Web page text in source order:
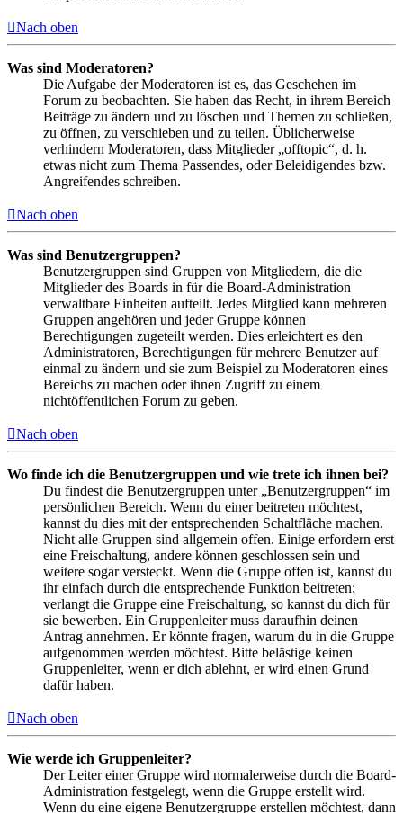
Nach oben
Was sind Moderatoren?
Die Aufgabe der Moderatoren ist es, das Geschehen im
Forum zu beobachten. Sie haben das Recht, in ihrem Bereich
Beiträge zu ändern und zu löschen und Themen zu schließen,
zu öffnen, zu verschieben und zu teilen. Üblicherweise
verhindern Moderatoren, dass Mitglieder „offtopic“, d. h.
etwas nicht zum Thema Passendes, oder Beleidigendes bzw.
Angreifendes schreiben.
Nach oben
Was sind Benutzergruppen?
Benutzergruppen sind Gruppen von Mitgliedern, die die
Mitglieder des Boards in für die Board-Administration
verwaltbare Einheiten aufteilt. Jedes Mitglied kann mehreren
Gruppen angehören und jeder Gruppe können
Berechtigungen zugeteilt werden. Dies erleichtert es den
Administratoren, Berechtigungen für mehrere Benutzer auf
einmal zu ändern und sie zum Beispiel zu Moderatoren eines
Bereichs zu machen oder ihnen Zugriff zu einem
nichtöffentlichen Forum zu geben.
Nach oben
Wo finde ich die Benutzergruppen und wie trete ich ihnen bei?
Du findest die Benutzergruppen unter „Benutzergruppen“ im
persönlichen Bereich. Wenn du einer beitreten möchtest,
kannst du dies mit der entsprechenden Schaltfläche machen.
Nicht alle Gruppen sind allgemein offen. Einige erfordern erst
eine Freischaltung, andere können geschlossen sein und
weitere sogar versteckt. Wenn die Gruppe offen ist, kannst du
ihr einfach durch die entsprechende Funktion beitreten;
verlangt die Gruppe eine Freischaltung, so kannst du dich für
sie bewerben. Ein Gruppenleiter muss daraufhin deinen
Antrag annehmen. Er könnte fragen, warum du in die Gruppe
aufgenommen werden möchtest. Bitte belästige keinen
Gruppenleiter, wenn er dich ablehnt, er wird einen Grund
dafür haben.
Nach oben
Wie werde ich Gruppenleiter?
Der Leiter einer Gruppe wird normalerweise durch die Board-
Administration festgelegt, wenn die Gruppe erstellt wird.
Wenn du eine eigene Benutzergruppe erstellen möchtest, dann